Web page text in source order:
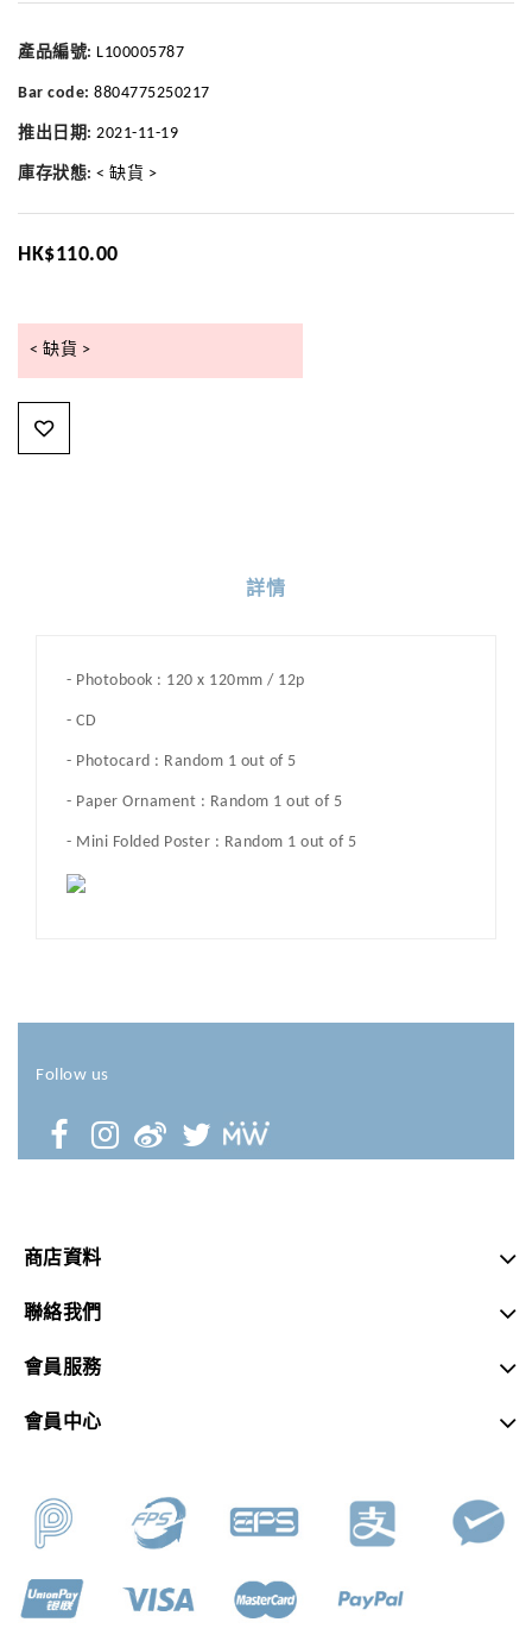
產品編號: L100005787
Bar code: 8804775250217
推出日期: 2021-11-19
庫存狀態: < 缺貨 >
HK$110.00
< 缺貨 >
詳情
- Photobook : 120 x 120mm / 12p
- CD
- Photocard : Random 1 out of 5
- Paper Ornament : Random 1 out of 5
- Mini Folded Poster : Random 1 out of 5
Follow us
商店資料
聯絡我們
會員服務
會員中心